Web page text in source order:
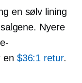
en sølv lining
Nyere
en $36:1 retur.